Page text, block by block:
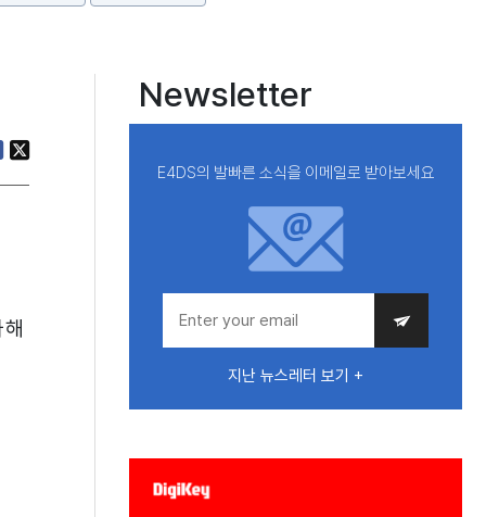
Newsletter
E4DS의 발빠른 소식을 이메일로 받아보세요
지난 뉴스레터 보기 +